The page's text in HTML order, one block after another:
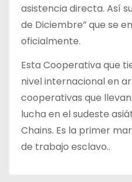
asistencia directa. Así
de Diciembre” que se
oficialmente.
Esta Cooperativa que
nivel internacional en
cooperativas que
lucha en el sudeste
Chains. Es la primer
de trabajo esclavo..